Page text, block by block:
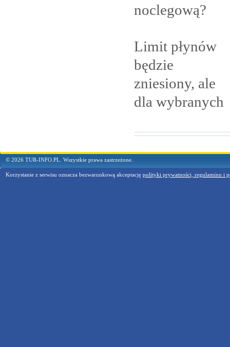
noclegową?
Limit płynów
będzie
zniesiony, ale
dla wybranych
© 2026 TUR-INFO.PL. Wszystkie prawa zastrzeżone.
Korzystanie z serwisu oznacza bezwarunkową akceptację polityki prywatności, regulaminu i